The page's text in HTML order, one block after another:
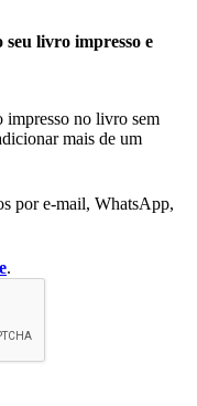
seu livro impresso e
impresso no livro sem
mais de um
por e-mail, WhatsApp,
.